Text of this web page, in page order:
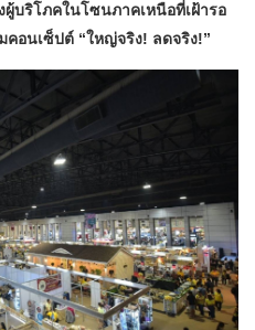
ผู้บริโภคในโซนภาคเหนือที่เฝ้ารอ
อนเซ็ปต์ “ใหญ่จริง! ลดจริง!”